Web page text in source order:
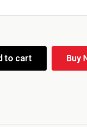
to cart Buy